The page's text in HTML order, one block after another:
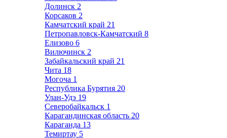
Долинск 2
Корсаков 2
Камчатский край 21
Петропавловск-Камчатский 8
Елизово 6
Вилючинск 2
Забайкальский край 21
Чита 18
Могоча 1
Республика Бурятия 20
Улан-Удэ 19
Северобайкальск 1
Карагандинская область 20
Караганда 13
Темиртау 5